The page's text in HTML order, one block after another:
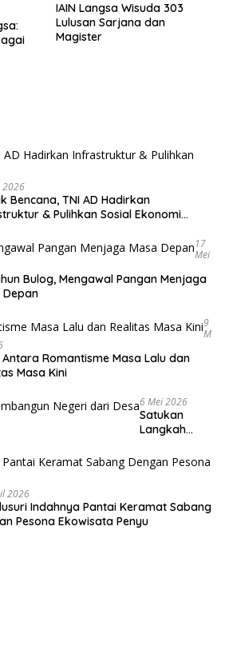
IAIN Langsa Wisuda 303
Lulusan Sarjana dan
Magister
2026
Bencana, TNI AD Hadirkan
& Pulihkan Sosial Ekonomi
17
Mei
Bulog, Mengawal Pangan Menjaga
Depan
9
M
Antara Romantisme Masa Lalu dan
Masa Kini
6 Mei 2026
Satukan
Langkah
Negeri dari
Desa
2026
Indahnya Pantai Keramat Sabang
Pesona Ekowisata Penyu